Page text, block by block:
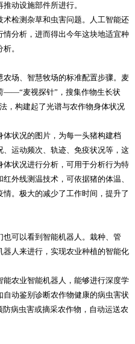
动设施部件所进行。
检测杂草和虫害问题。人工智能还
分析，进而得出今年这块地适宜种
。
场、智慧牧场的标准配置步骤。麦
——“麦视探针”，搜集作物生长状
，构建起了光谱与农作物身体状况
状况的图片，为每一头猪构建档
运动频次、轨迹、免疫状况等，这
状况进行分析，可用于分析行为特
外线测温技术，可依据猪的体温、
。极大的减少了工作时间，提升了
可以看到智能机器人。栽种、管
人来进行，实现农业种植的智能化
农业智能机器人，能够进行深度学
动鉴别诊断农作物健康的病虫害状
病虫害或摘采农作物，自动运送农